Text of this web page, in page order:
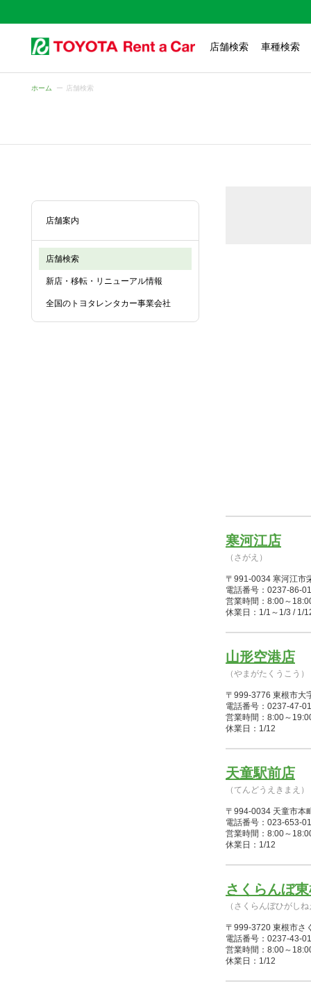
店舗検索 車種検索
ホーム 店舗検索
店舗案内
店舗検索
新店・移転・リニューアル情報
全国のトヨタレンタカー事業会社
寒河江店
（さがえ）
〒991-0034 寒河江市
電話番号：0237-86-
営業時間：8:00～
休業日：1/1～1/3 / 1/
山形空港店
（やまがたくうこう）
〒999-3776 東根市大
電話番号：0237-47-
営業時間：8:00～
休業日：1/12
天童駅前店
（てんどうえきまえ）
〒994-0034 天童市本
電話番号：023-653-
営業時間：8:00～
休業日：1/12
さくらんぼ
（さくらんぼひがし
〒999-3720 東根市さ
電話番号：0237-43-
営業時間：8:00～
休業日：1/12